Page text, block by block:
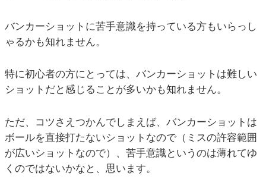
バンカーショットに苦手意識を持っている方もいらっし
ゃるかも知れません。
特に初心者の方にとっては、バンカーショットは難しい
ショットだと感じることが多いかも知れません。
ただ、コツさえつかんでしまえば、バンカーショットは
ボールを直接打たないショットなので（ミスの許容範囲
が広いショットなので）、苦手意識というのは薄れてゆ
くのではないかなと、思います。